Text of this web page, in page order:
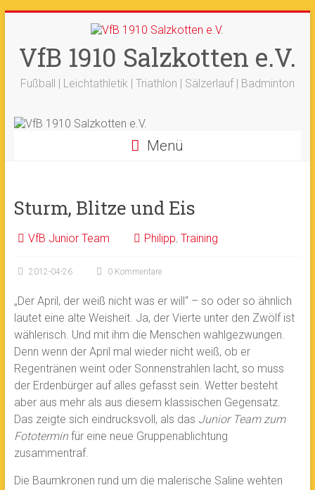
springen
VfB 1910 Salzkotten e.V.
Fußball | Leichtathletik | Triathlon | Sälzerlauf | Badminton
Menü
Sturm, Blitze und Eis
VfB Junior Team Philipp, Training
2012-04-26 0 Kommentare
„Der April, der weiß nicht was er will“ – so oder so ähnlich
lautet eine alte Weisheit. Ja, der Vierte unter den Zwölf ist
wählerisch. Und mit ihm die Menschen wahlgezwungen.
Denn wenn der April mal wieder nicht weiß, ob er
Regentränen weint oder Sonnenstrahlen lacht, so muss
der Erdenbürger auf alles gefasst sein. Wetter besteht
aber aus mehr als aus diesem klassischen Gegensatz.
Das zeigte sich eindrucksvoll, als das Junior Team zum
Fototerminfür eine neue Gruppenablichtung
zusammentraf.
Die Baumkronen rund um die malerische Saline wehten
+++ 21-03. -33. Sälzerlauf+++
Ergebnisse +++ Beitrag vom saelzer.tv
ist online
+++ Fotos sind online+++
+++ 18.-19.04. -Werfertage +++
Ok!